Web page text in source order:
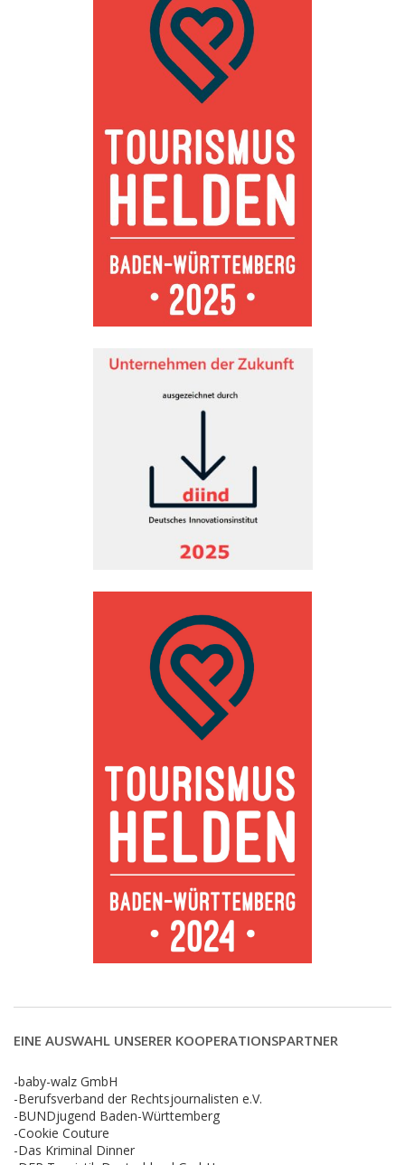
EINE AUSWAHL UNSERER KOOPERATIONSPARTNER
-baby-walz GmbH
-Berufsverband der Rechtsjournalisten e.V.
-BUNDjugend Baden-Württemberg
-Cookie Couture
-Das Kriminal Dinner